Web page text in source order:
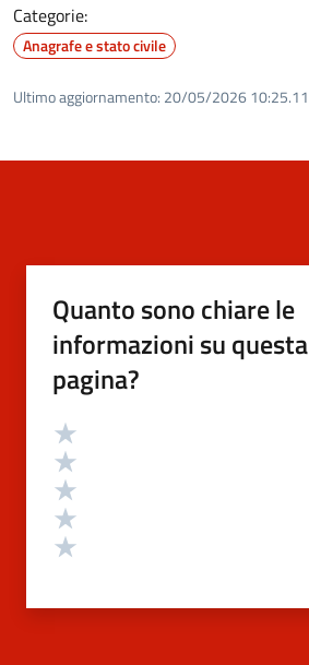
Categorie:
Anagrafe e stato civile
Ultimo aggiornamento: 20/05/2026 10:25.11
Quanto sono chiare le
informazioni su questa
pagina?
Valutazione